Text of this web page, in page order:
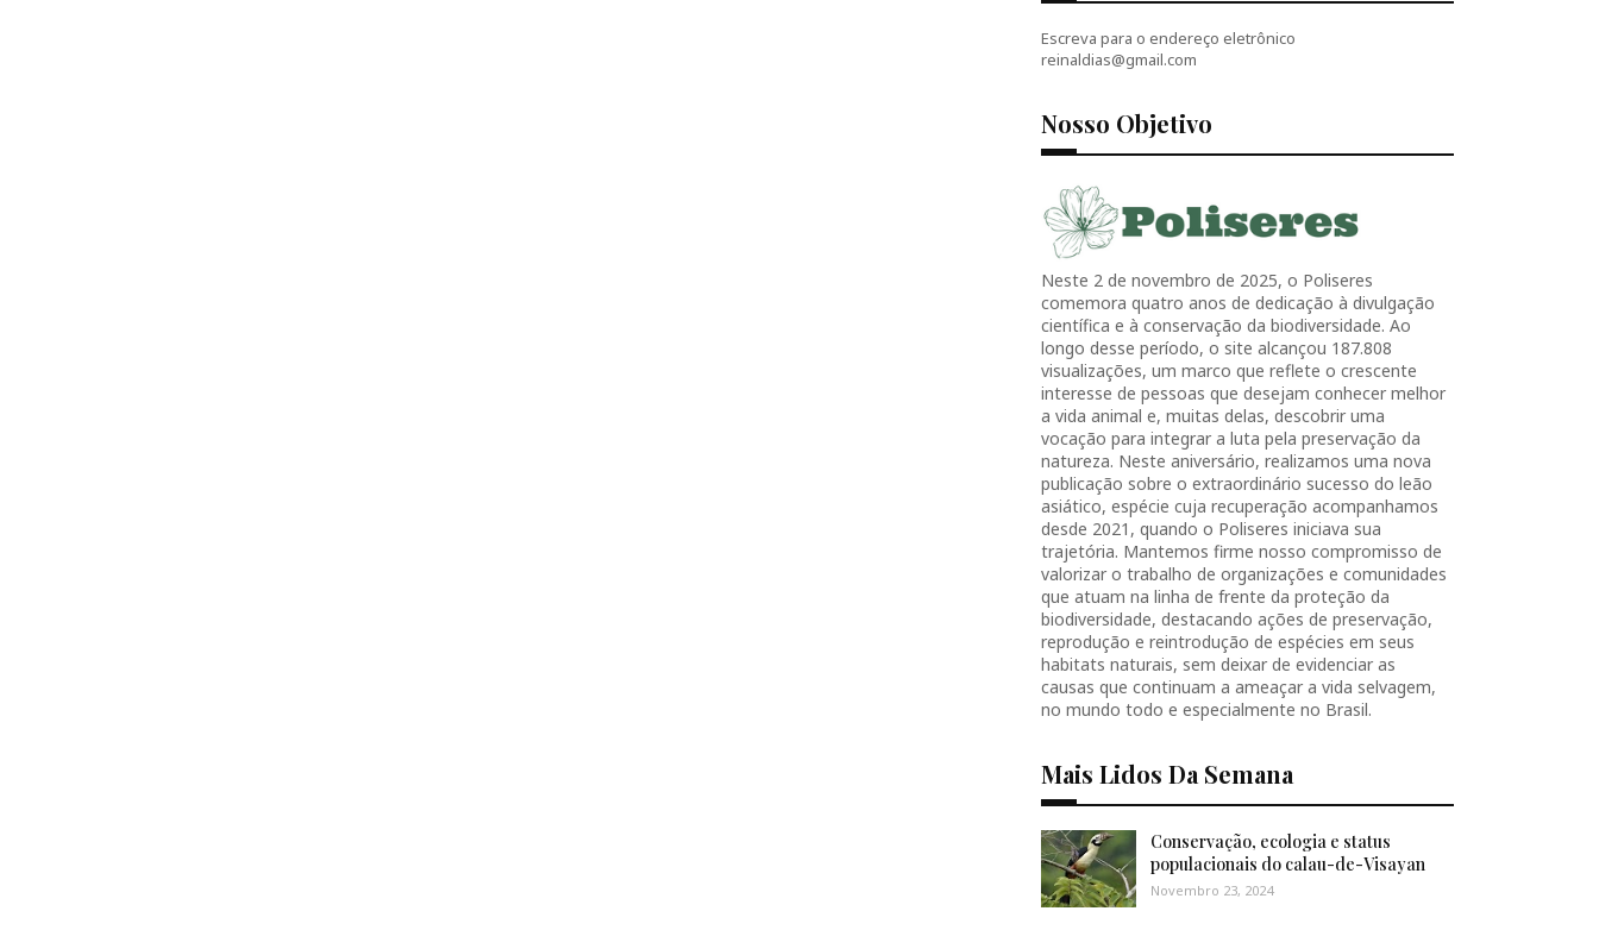
Escreva para o endereço eletrônico
reinaldias@gmail.com
Nosso Objetivo
Neste 2 de novembro de 2025, o Poliseres
comemora quatro anos de dedicação à divulgação
científica e à conservação da biodiversidade. Ao
longo desse período, o site alcançou 187.808
visualizações, um marco que reflete o crescente
interesse de pessoas que desejam conhecer melhor
a vida animal e, muitas delas, descobrir uma
vocação para integrar a luta pela preservação da
natureza. Neste aniversário, realizamos uma nova
publicação sobre o extraordinário sucesso do leão
asiático, espécie cuja recuperação acompanhamos
desde 2021, quando o Poliseres iniciava sua
trajetória. Mantemos firme nosso compromisso de
valorizar o trabalho de organizações e comunidades
que atuam na linha de frente da proteção da
biodiversidade, destacando ações de preservação,
reprodução e reintrodução de espécies em seus
habitats naturais, sem deixar de evidenciar as
causas que continuam a ameaçar a vida selvagem,
no mundo todo e especialmente no Brasil.
Mais Lidos Da Semana
Conservação, ecologia e status
populacionais do calau-de-Visayan
Novembro 23, 2024